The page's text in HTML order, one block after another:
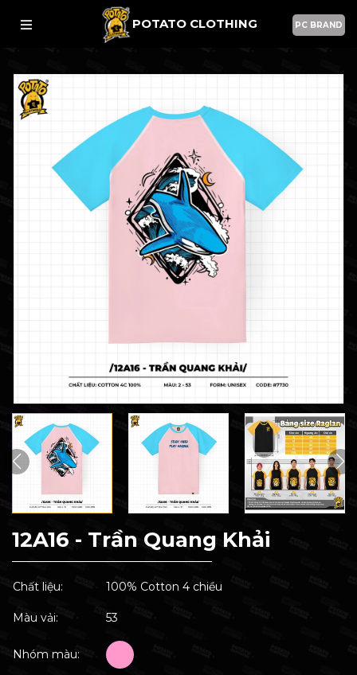
POTATO CLOTHING PC BRAND
12A16 - Trần Quang Khải
Chất liệu: 100% Cotton 4 chiều
Màu vải: 53
Nhóm màu: